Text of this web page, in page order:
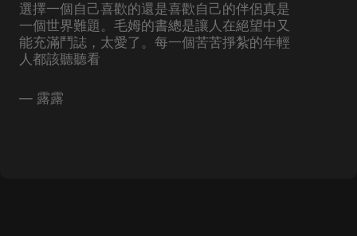
選擇一個自己喜歡的還是喜歡自己的伴侶真是
一個世界難題。毛姆的書總是讓人在絕望中又
能充滿鬥誌，太愛了。每一個苦苦掙紮的年輕
人都該聽聽看
— 露露